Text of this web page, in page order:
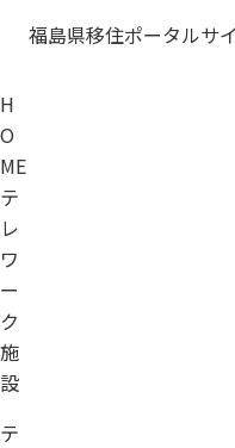
福島県移住ポータルサ
H
O
ME
テ
レ
ワ
ー
ク
施
設
テ